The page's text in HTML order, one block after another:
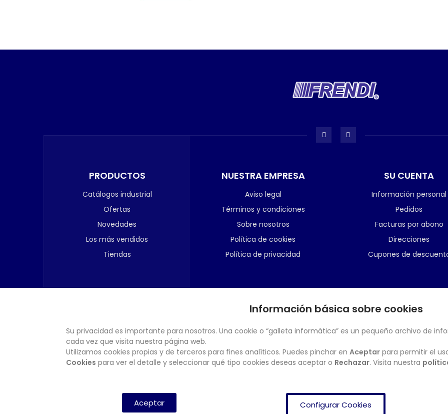
PRODUCTOS
Catálogos industrial
Ofertas
Novedades
Los más vendidos
Tiendas
NUESTRA EMPRESA
Aviso legal
Términos y condiciones
Sobre nosotros
Política de cookies
Política de privacidad
SU CUENTA
Información personal
Pedidos
Facturas por abono
Direcciones
Cupones de
BOLETÍN
Información básica sobre cookies
Su privacidad es importante para nosotros. Una cookie o “galleta informática” es un pequeño archivo de
cada vez que visita nuestra página web.
Utilizamos cookies propias y de terceros para fines analíticos. Puedes pinchar en Aceptar para permitir el
Cookies para ver el detalle y seleccionar qué tipo cookies deseas aceptar o Rechazar. Visita nuestra
Aceptar Configurar Cookies